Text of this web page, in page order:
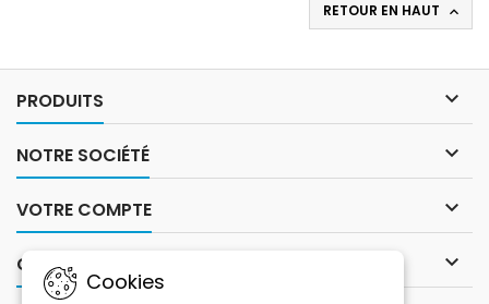
RETOUR EN HAUT 
PRODUITS 
NOTRE SOCIÉTÉ 
VOTRE COMPTE 
CONTACT 
Cookies